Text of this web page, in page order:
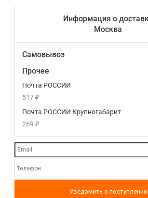
Информация о
Москва
Самовывоз
Прочее
Почта РОССИИ
517 ₽
Почта РОССИИ Крупногабарит
269 ₽
Уведомить о поступлении